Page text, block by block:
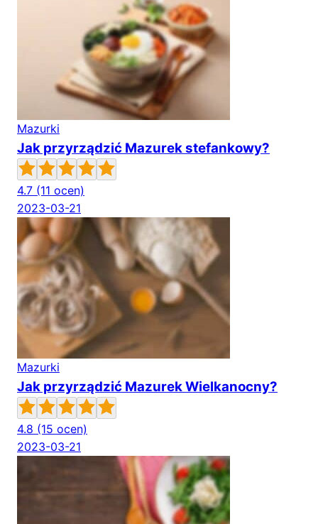
Mazurki
Jak przyrządzić Mazurek stefankowy?
4.7 (11 ocen)
2023-03-21
Mazurki
Jak przyrządzić Mazurek Wielkanocny?
4.8 (15 ocen)
2023-03-21